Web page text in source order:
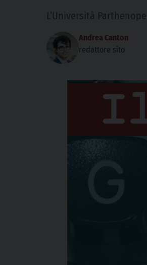
L’Università
Andrea Canton
redattore sito